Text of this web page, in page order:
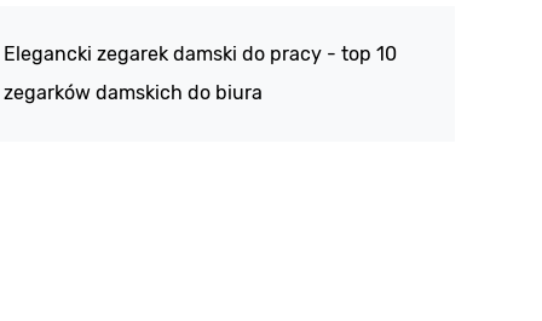
Elegancki zegarek damski do pracy - top 10
zegarków damskich do biura